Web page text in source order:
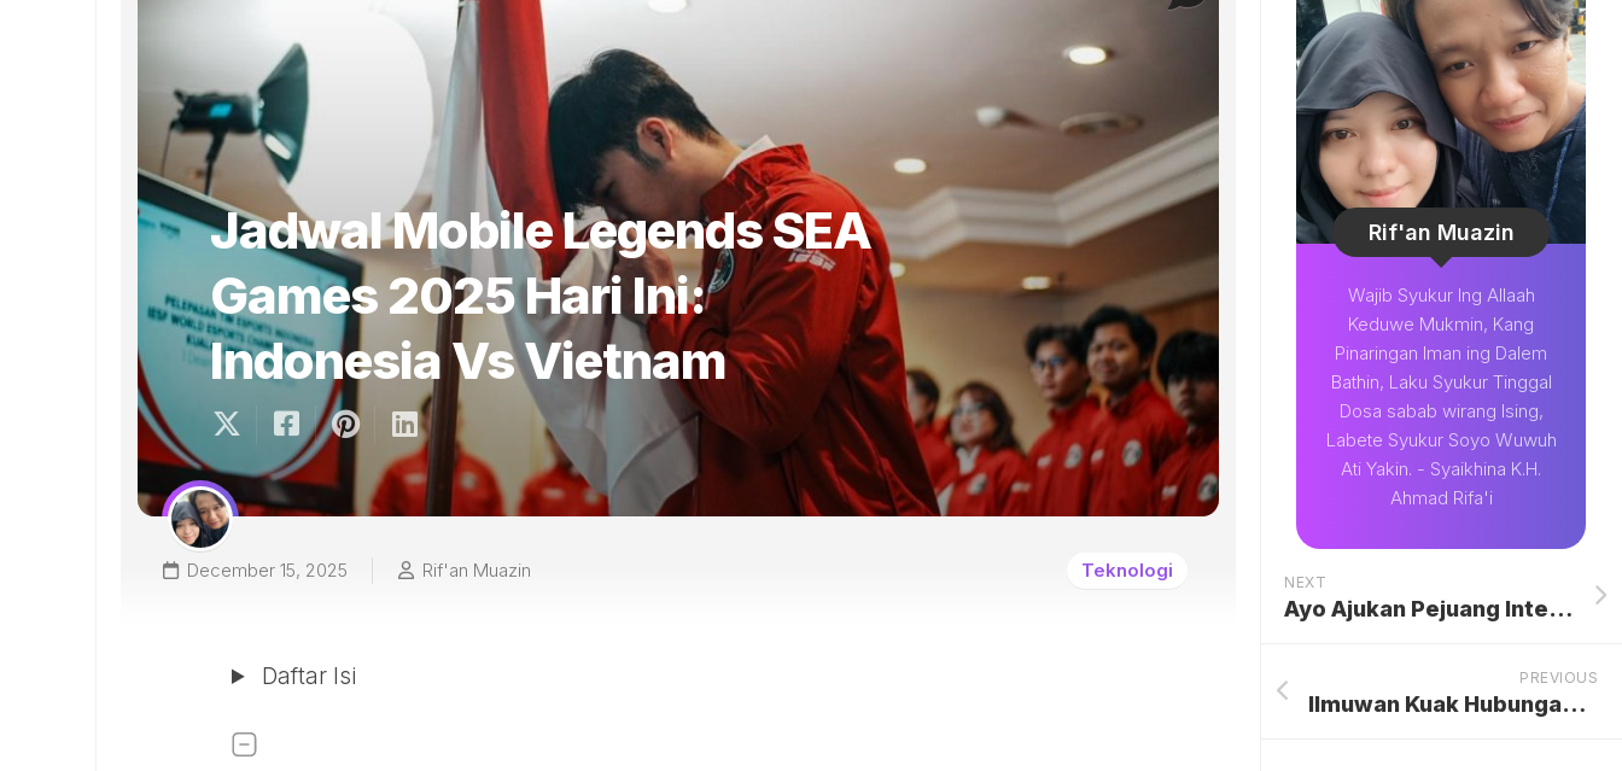
Jadwal Mobile Legends SEA
Games 2025 Hari Ini:
Indonesia Vs Vietnam
December 15, 2025 Rif'an Muazin Teknologi
Daftar Isi
Rif'an Muazin
Wajib Syukur Ing Allaah
Keduwe Mukmin, Kang
Pinaringan Iman ing Dalem
Bathin, Laku Syukur Tinggal
Dosa sabab wirang Ising,
Labete Syukur Soyo Wuwuh
Ati Yakin. - Syaikhina K.H.
Ahmad Rifa'i
NEXT
Ayo Ajukan Pejuang Internet Masuk Desa di Apresiasi Konektivitas Digital!
PREVIOUS
Ilmuwan Kuak Hubungan Belut Purba Penghisap Darah dengan Manusia